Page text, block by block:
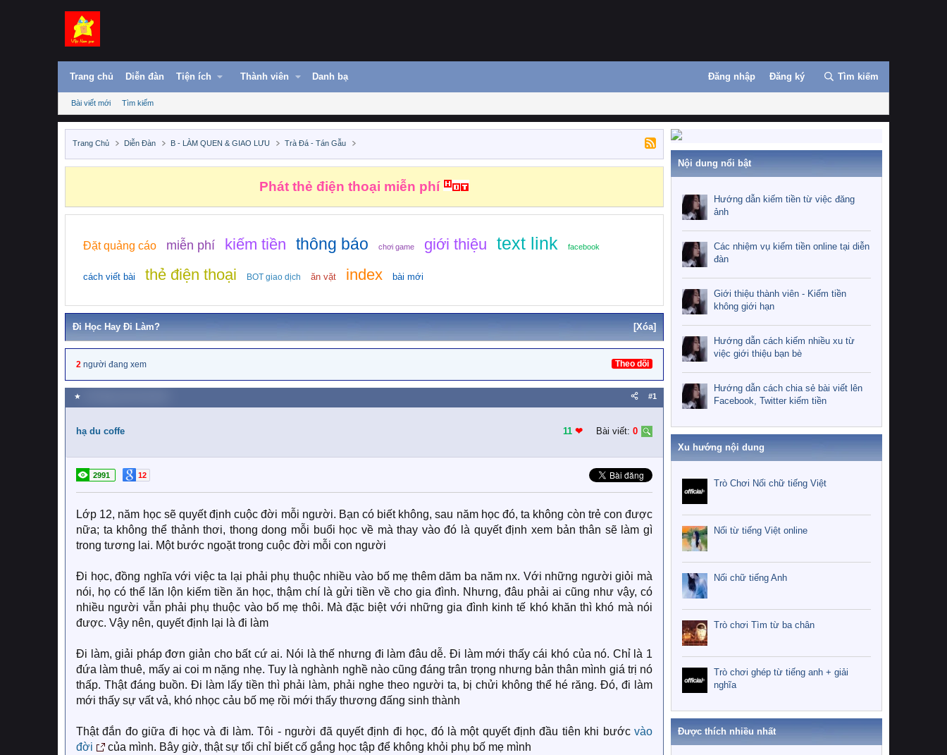
Trang chủ Diễn đàn Tiện ích Thành viên Danh bạ Đăng nhập Đăng ký Tìm kiếm
Bài viết mới Tìm kiếm
Trang Chủ Diễn Đàn B - LÀM QUEN & GIAO LƯU Trà Đá - Tán Gẫu
Phát thẻ điện thoại miễn phí
Đặt quảng cáo miễn phí kiếm tiền thông báo chơi game giới thiệu text link facebook
cách viết bài thẻ điện thoại BOT giao dịch ăn vặt index bài mới
Đi Học Hay Đi Làm? [Xóa]
2 người đang xem Theo dõi
★ #1
hạ du coffe 11 ❤︎ Bài viết: 0
2991 12
Lớp 12, năm học sẽ quyết định cuộc đời mỗi người. Bạn có biết không, sau năm học đó, ta không còn trẻ con được
nữa; ta không thể thảnh thơi, thong dong mỗi buổi học về mà thay vào đó là quyết định xem bản thân sẽ làm gì
trong tương lai. Một bước ngoặt trong cuộc đời mỗi con người
Đi học, đồng nghĩa với việc ta lại phải phụ thuộc nhiều vào bố mẹ thêm dăm ba năm nx. Với những người giỏi mà
nói, họ có thể lăn lộn kiếm tiền ăn học, thậm chí là gửi tiền về cho gia đình. Nhưng, đâu phải ai cũng như vậy, có
nhiều người vẫn phải phụ thuộc vào bố mẹ thôi. Mà đặc biệt với những gia đình kinh tế khó khăn thì khó mà nói
được. Vậy nên, quyết định lại là đi làm
Đi làm, giải pháp đơn giản cho bất cứ ai. Nói là thế nhưng đi làm đâu dễ. Đi làm mới thấy cái khó của nó. Chỉ là 1
đứa làm thuê, mấy ai coi m nặng nhẹ. Tuy là nghành nghề nào cũng đáng trân trọng nhưng bản thân mình giá trị nó
thấp. Thật đáng buồn. Đi làm lấy tiền thì phải làm, phải nghe theo người ta, bị chửi không thể hé răng. Đó, đi làm
mới thấy sự vất vả, khó nhọc cảu bố mẹ rồi mới thấy thương đấng sinh thành
Thật đắn đo giữa đi học và đi làm. Tôi - người đã quyết định đi học, đó là một quyết định đầu tiên khi bước vào
đời
của mình. Bây giờ, thật sự tổi chỉ biết cố gắng học tập để không khỏi phụ bố mẹ mình
Nội dung nổi bật
Hướng dẫn kiếm tiền từ việc đăng
ảnh
Các nhiệm vụ kiếm tiền online tại diễn
đàn
Giới thiệu thành viên - Kiếm tiền
không giới hạn
Hướng dẫn cách kiếm nhiều xu từ
việc giới thiệu bạn bè
Hướng dẫn cách chia sẻ bài viết lên
Facebook, Twitter kiếm tiền
Xu hướng nội dung
Trò Chơi Nối chữ tiếng Việt
Nối từ tiếng Việt online
Nối chữ tiếng Anh
Trò chơi Tìm từ ba chân
Trò chơi ghép từ tiếng anh + giải
nghĩa
Được thích nhiều nhất